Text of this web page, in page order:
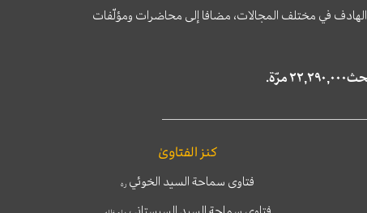
الهادف في مختلف المجالات، مضافا إلى محاضرات ومؤلّفات
كنز الفتاوىٰ
فتاوى سماحة السيد الخوئي ره